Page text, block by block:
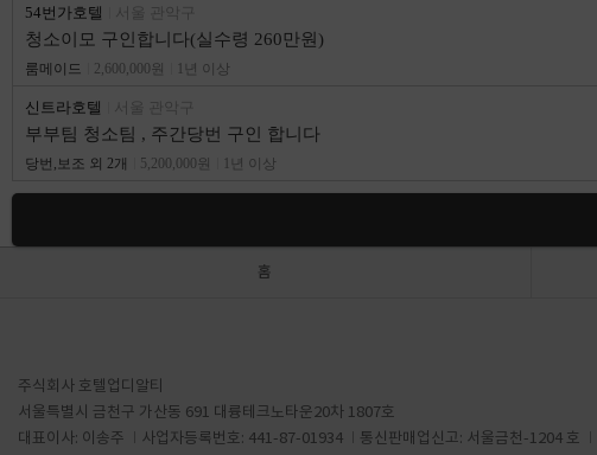
54번가호텔 서울 관악구
청소이모 구인합니다(실수령 260만원)
룸메이드 2,600,000원 1년 이상
신트라호텔 서울 관악구
부부팀 청소팀 , 주간당번 구인 합니다
당번,보조 외 2개 5,200,000원 1년 이상
홈
주식회사 호텔업디알티
서울특별시 금천구 가산동 691 대륭테크노타운20차 1807호
대표이사: 이송주
사업자등록번호: 441-87-01934 통신판매업신고: 서울금천-1204 호